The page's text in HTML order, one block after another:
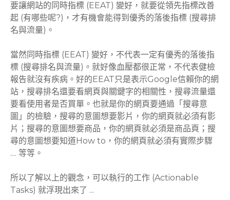
要讓網站的同時指標 (EEAT) 變好，就要從領先指標改善
起 (有哪些呢?)，才有機會能得到優秀的落後指標 (搜尋排
名與流量)。
當然同時指標 (EEAT) 變好，不代表一定有優秀的落後指
標 (搜尋排名與流量)。就好像血壓都很正常，不代表健檢
報告就沒有疾病。好的EEAT只是表示Google信賴你的網
站，搜尋排名還要看網頁與關鍵字的相關性，搜尋流量還
要看使用者是否買單。也就是你的網頁要通過「搜尋意
圖」的檢驗，搜尋的意圖想要影片，你的網頁就必須有影
片；搜尋的意圖想要商品，你的網頁就必須是商品頁；搜
尋的意圖想要知道How to，你的網頁就必須有實際步驟
.... 等等。
所以了解以上的觀念，可以執行的工作 (Actionable
Tasks) 就浮現出來了 ...